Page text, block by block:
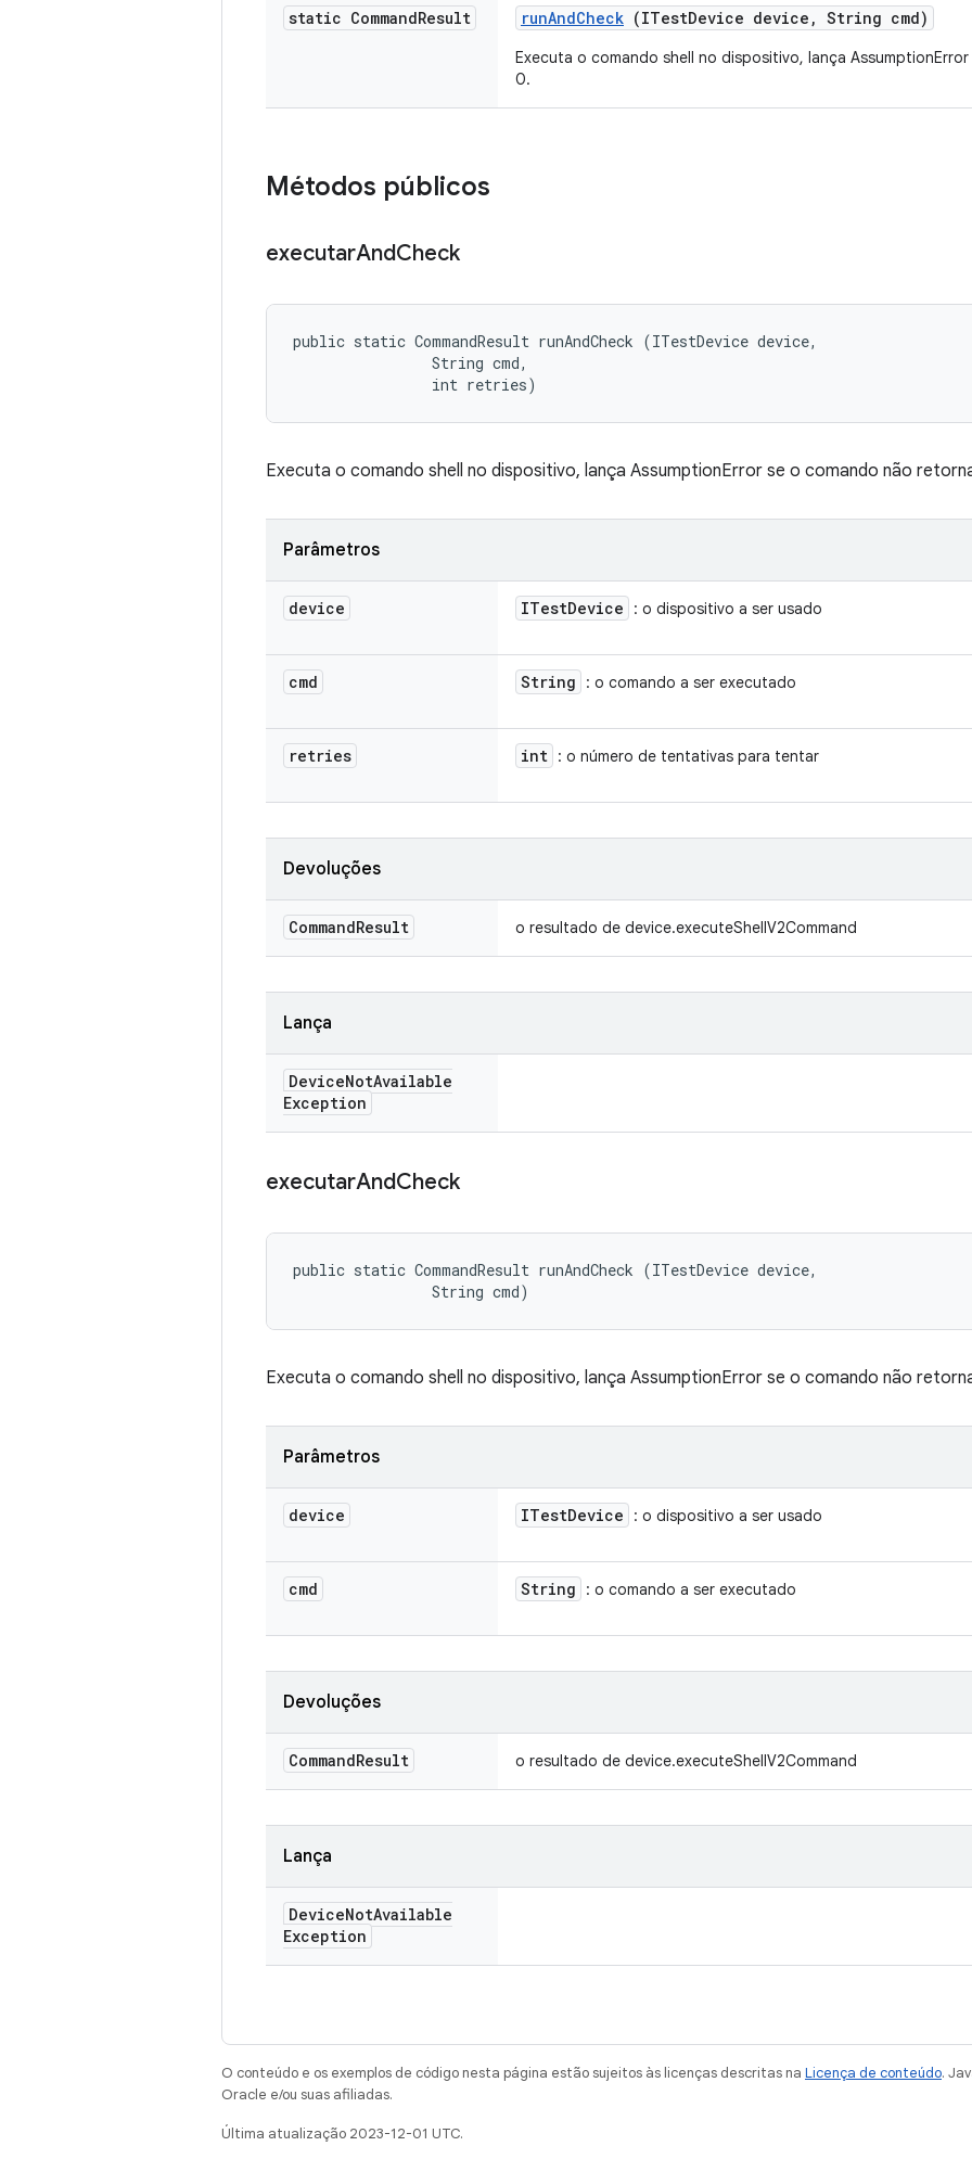
static CommandResult runAndCheck (ITestDevice device , String cmd)
Executa o comando shell no dispositivo, lança
0.
Métodos públicos
executarAndCheck
public static CommandResult runAndCheck (ITestDevice device,
                String cmd,
                int retries)
Executa o comando shell no dispositivo, lança AssumptionError se o comando não
Parâmetros
device ITestDevice : o dispositivo a ser usado
cmd String : o comando a ser executado
retries int : o número de tentativas para tentar
Devoluções
CommandResult o resultado de device.executeShellV2Command
Lança
DeviceNotAvailable
Exception
executarAndCheck
public static CommandResult runAndCheck (ITestDevice device,
                String cmd)
Executa o comando shell no dispositivo, lança AssumptionError se o comando não
Parâmetros
device ITestDevice : o dispositivo a ser usado
cmd String : o comando a ser executado
Devoluções
CommandResult o resultado de device.executeShellV2Command
Lança
DeviceNotAvailable
Exception
O conteúdo e os exemplos de código nesta página estão sujeitos às licenças descritas na Licença de conteúdo.
Oracle e/ou suas afiliadas.
Última atualização 2023-12-01 UTC.